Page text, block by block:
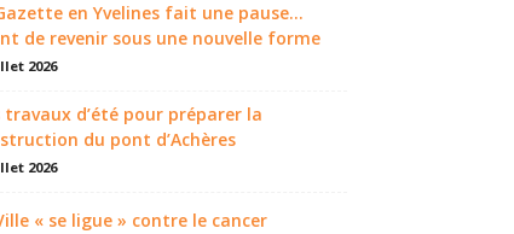
en Yvelines fait une pause...
de revenir sous une nouvelle forme
2026
travaux d’été pour préparer la
du pont d’Achères
2026
« se ligue » contre le cancer